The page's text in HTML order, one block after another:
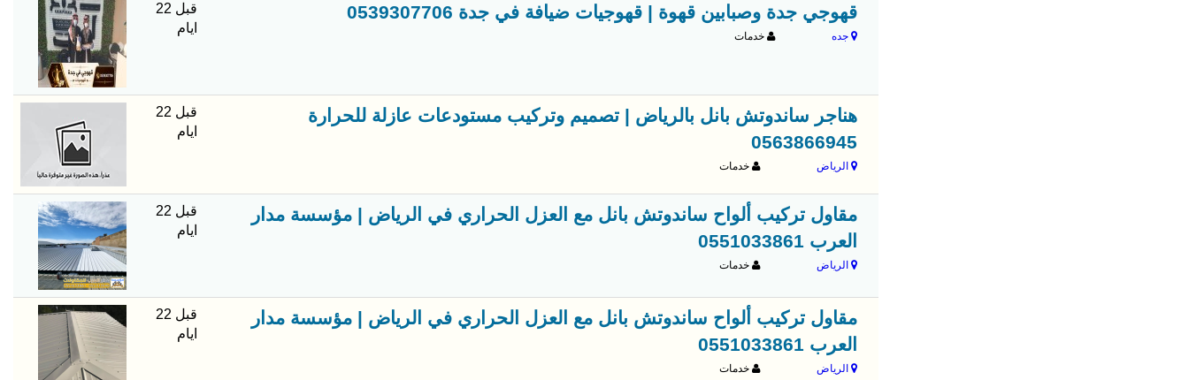
قهوجي جدة وصبابين قهوة | قهوجيات ضيافة في جدة 0539307706
جده خدمات
قبل 22
ايام
هناجر ساندوتش بانل بالرياض | تصميم وتركيب مستودعات عازلة للحرارة
0563866945
الرياض خدمات
قبل 22
ايام
مقاول تركيب ألواح ساندوتش بانل مع العزل الحراري في الرياض | مؤسسة مدار
العرب 0551033861
الرياض خدمات
قبل 22
ايام
مقاول تركيب ألواح ساندوتش بانل مع العزل الحراري في الرياض | مؤسسة مدار
العرب 0551033861
الرياض خدمات
قبل 22
ايام